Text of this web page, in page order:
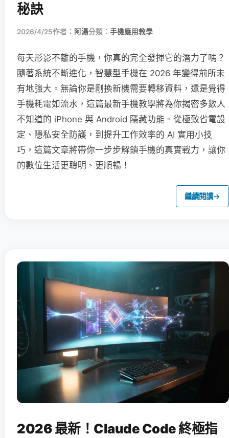
秘訣
2026/4/25作者： 阿湯分類： 手機應用教學
每天形影不離的手機，你真的完全發揮它的潛力了嗎？
隨著系統不斷進化，智慧型手機在 2026 年變得前所未
有地強大。無論你是剛換新機需要轉移資料，還是覺得
手機耗電如流水，這篇最新手機教學將為你揭密多數人
不知道的 iPhone 與 Android 隱藏功能。從極致省電設
定、隱私安全防護，到提升工作效率的 AI 實用小技
巧，這篇文章將帶你一步步解鎖手機的真實戰力，讓你
的數位生活更聰明、更順暢！
繼續閱讀→
2026 最新！Claude Code 終極指